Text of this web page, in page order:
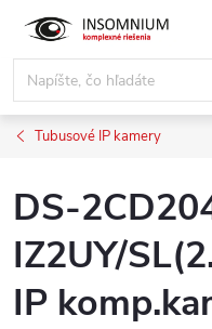
obsah
Tubusové IP kamery
DS-
IZ2UY/
IP
www.insomnium.sk